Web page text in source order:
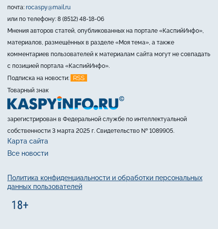
почта: rocaspy@mail.ru
или по телефону: 8 (8512) 48-18-06
Мнения авторов статей, опубликованных на портале «КаспийИнфо»,
материалов, размещённых в разделе «Моя тема», а также
комментариев пользователей к материалам сайта могут не совпадать
с позицией портала «КаспийИнфо».
Подписка на новости:
RSS
Товарный знак
зарегистрирован в Федеральной службе по интеллектуальной
собственности 3 марта 2025 г. Свидетельство № 1089905.
Карта сайта
Все новости
Политика конфиденциальности и обработки персональных
данных пользователей